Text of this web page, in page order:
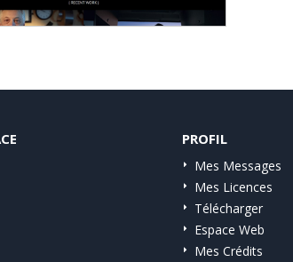
PROFIL
Mes Messages
Mes Licences
Télécharger
Espace Web
Mes Crédits